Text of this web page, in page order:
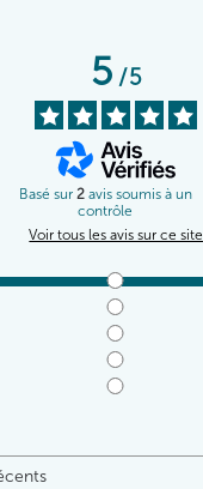
5/5
Basé sur 2 avis soumis à un
contrôle
Voir tous les avis sur ce site